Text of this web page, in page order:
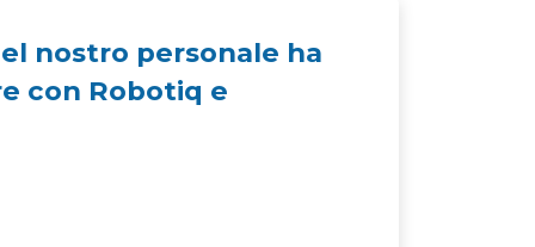
nostro personale ha
con Robotiq e